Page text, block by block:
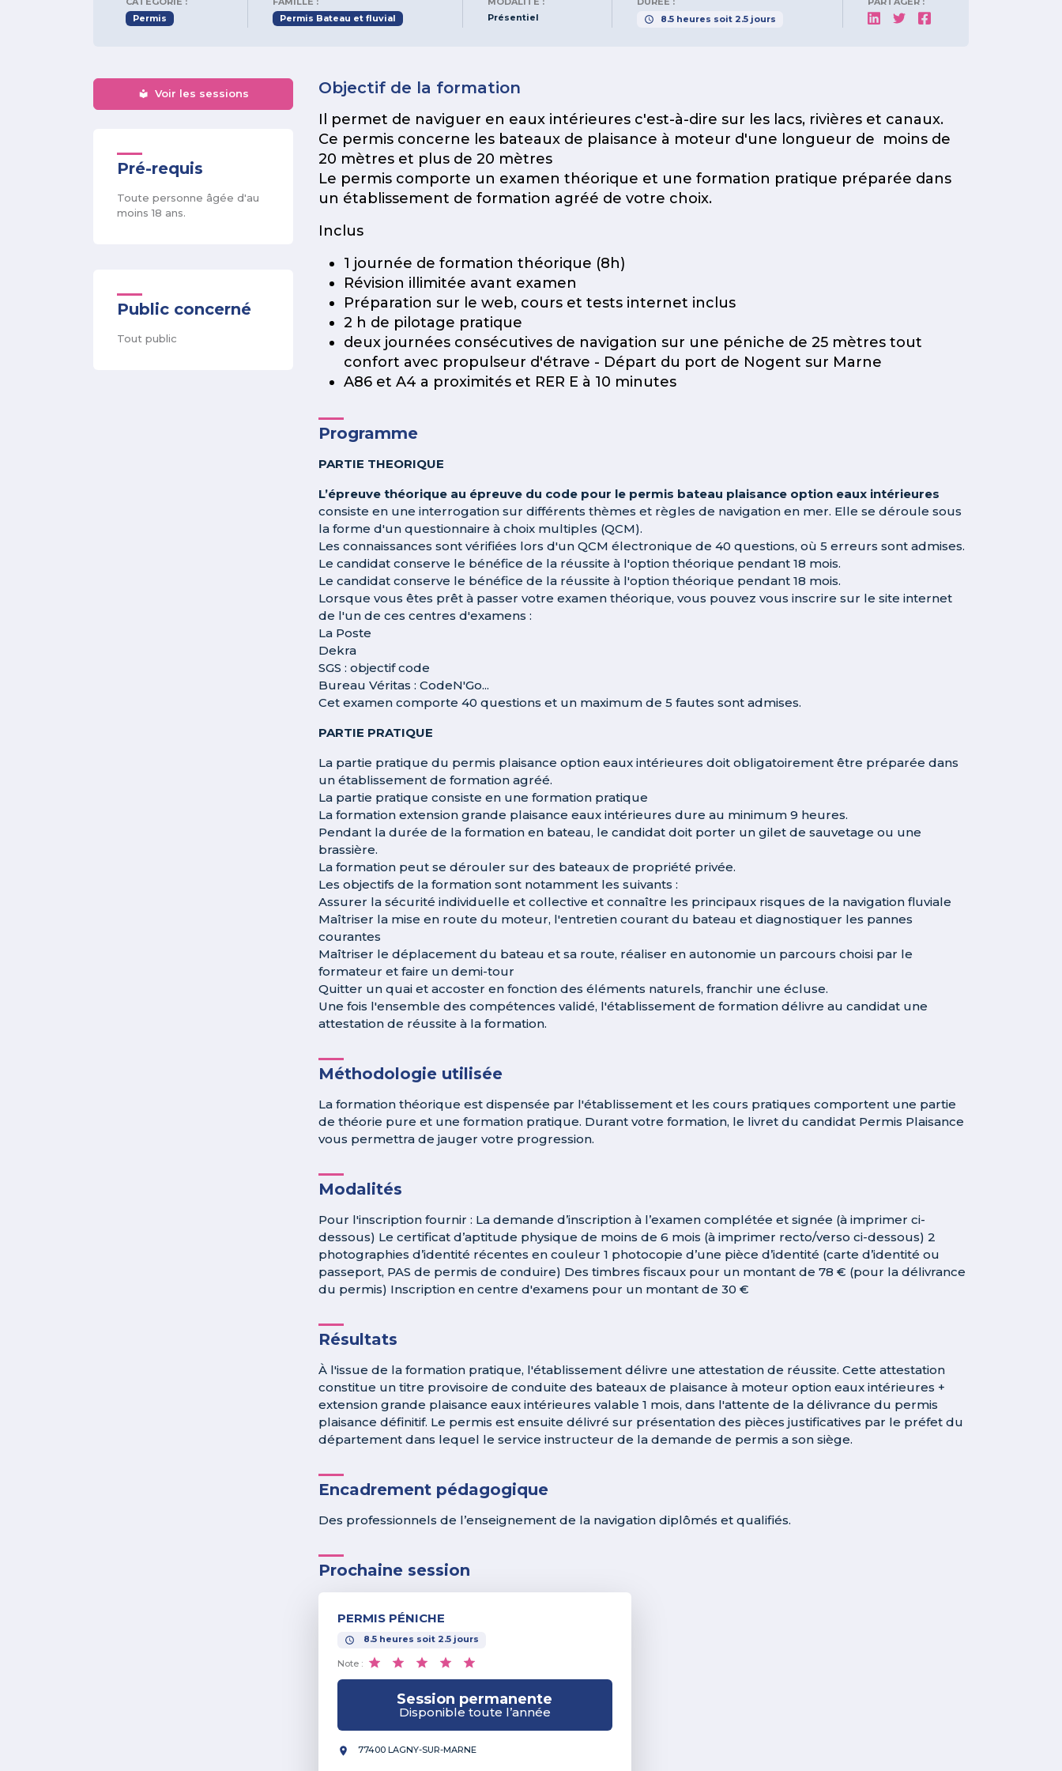
Permis
Permis Bateau et fluvial
Présentiel
8.5heures soit 2.5jours
Voir les sessions
Pré-requis
Toute personne âgée d'au
moins 18 ans.
Public concerné
Tout public
Objectif de la formation
Il permet de naviguer en eaux intérieures c'est-à-dire sur les lacs, rivières et canaux.
Ce permis concerne les bateaux de plaisance à moteur d'une longueur de moins de
20 mètres et plus de 20 mètres
Le permis comporte un examen théorique et une formation pratique préparée dans
un établissement de formation agréé de votre choix.
Inclus
1 journée de formation théorique (8h)
Révision illimitée avant examen
Préparation sur le web, cours et tests internet inclus
2 h de pilotage pratique
deux journées consécutives de navigation sur une péniche de 25 mètres tout
confort avec propulseur d'étrave - Départ du port de Nogent sur Marne
A86 et A4 a proximités et RER E à 10 minutes
Programme
PARTIE THEORIQUE
L’épreuve théorique au épreuve du code pour le permis bateau plaisance option eaux intérieures
consiste en une interrogation sur différents thèmes et règles de navigation en mer. Elle se déroule sous
la forme d'un questionnaire à choix multiples (QCM).
Les connaissances sont vérifiées lors d'un QCM électronique de 40 questions, où 5 erreurs sont admises.
Le candidat conserve le bénéfice de la réussite à l'option théorique pendant 18 mois.
Le candidat conserve le bénéfice de la réussite à l'option théorique pendant 18 mois.
Lorsque vous êtes prêt à passer votre examen théorique, vous pouvez vous inscrire sur le site internet
de l'un de ces centres d'examens :
La Poste
Dekra
SGS : objectif code
Bureau Véritas : CodeN'Go...
Cet examen comporte 40 questions et un maximum de 5 fautes sont admises.
PARTIE PRATIQUE
La partie pratique du permis plaisance option eaux intérieures doit obligatoirement être préparée dans
un établissement de formation agréé.
La partie pratique consiste en une formation pratique
La formation extension grande plaisance eaux intérieures dure au minimum 9 heures.
Pendant la durée de la formation en bateau, le candidat doit porter un gilet de sauvetage ou une
brassière.
La formation peut se dérouler sur des bateaux de propriété privée.
Les objectifs de la formation sont notamment les suivants :
Assurer la sécurité individuelle et collective et connaître les principaux risques de la navigation fluviale
Maîtriser la mise en route du moteur, l'entretien courant du bateau et diagnostiquer les pannes
courantes
Maîtriser le déplacement du bateau et sa route, réaliser en autonomie un parcours choisi par le
formateur et faire un demi-tour
Quitter un quai et accoster en fonction des éléments naturels, franchir une écluse.
Une fois l'ensemble des compétences validé, l'établissement de formation délivre au candidat une
attestation de réussite à la formation.
Méthodologie utilisée
La formation théorique est dispensée par l'établissement et les cours pratiques comportent une partie
de théorie pure et une formation pratique. Durant votre formation, le livret du candidat Permis Plaisance
vous permettra de jauger votre progression.
Modalités
Pour l'inscription fournir : La demande d’inscription à l’examen complétée et signée (à imprimer ci-
dessous) Le certificat d’aptitude physique de moins de 6 mois (à imprimer recto/verso ci-dessous) 2
photographies d’identité récentes en couleur 1 photocopie d’une pièce d’identité (carte d’identité ou
passeport, PAS de permis de conduire) Des timbres fiscaux pour un montant de 78 € (pour la délivrance
du permis) Inscription en centre d'examens pour un montant de 30 €
Résultats
À l'issue de la formation pratique, l'établissement délivre une attestation de réussite. Cette attestation
constitue un titre provisoire de conduite des bateaux de plaisance à moteur option eaux intérieures +
extension grande plaisance eaux intérieures valable 1 mois, dans l'attente de la délivrance du permis
plaisance définitif. Le permis est ensuite délivré sur présentation des pièces justificatives par le préfet du
département dans lequel le service instructeur de la demande de permis a son siège.
Encadrement pédagogique
Des professionnels de l’enseignement de la navigation diplômés et qualifiés.
Prochaine session
PERMIS PÉNICHE
8.5 heures soit 2.5 jours
Note :
Session permanente
Disponible toute l’année
77400 LAGNY-SUR-MARNE